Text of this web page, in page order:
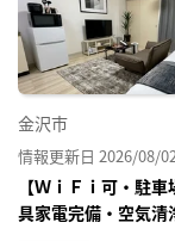
金沢市
情報更新日 2026/08/
【ＷｉＦｉ可・駐
具家電完備・空気清